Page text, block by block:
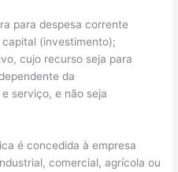
para despesa corrente
(investimento);
cujo recurso seja para
da
serviço, e não seja
é concedida à empresa
comercial, agrícola ou